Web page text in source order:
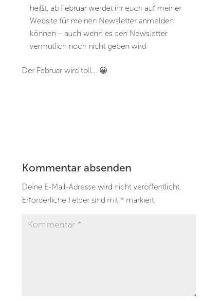
heißt, ab Februar werdet ihr euch auf meiner
Website für meinen Newsletter anmelden
können – auch wenn es den Newsletter
vermutlich noch nicht geben wird
Der Februar wird toll… 😀
Kommentar absenden
Deine E-Mail-Adresse wird nicht veröffentlicht.
Erforderliche Felder sind mit * markiert